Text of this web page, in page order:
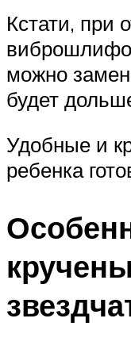
Кстати, при
можно
будет
Удобные и
ребенка